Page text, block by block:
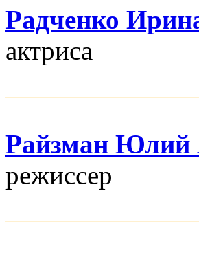
Радченко
актриса
Райзман Юлий
режисcер